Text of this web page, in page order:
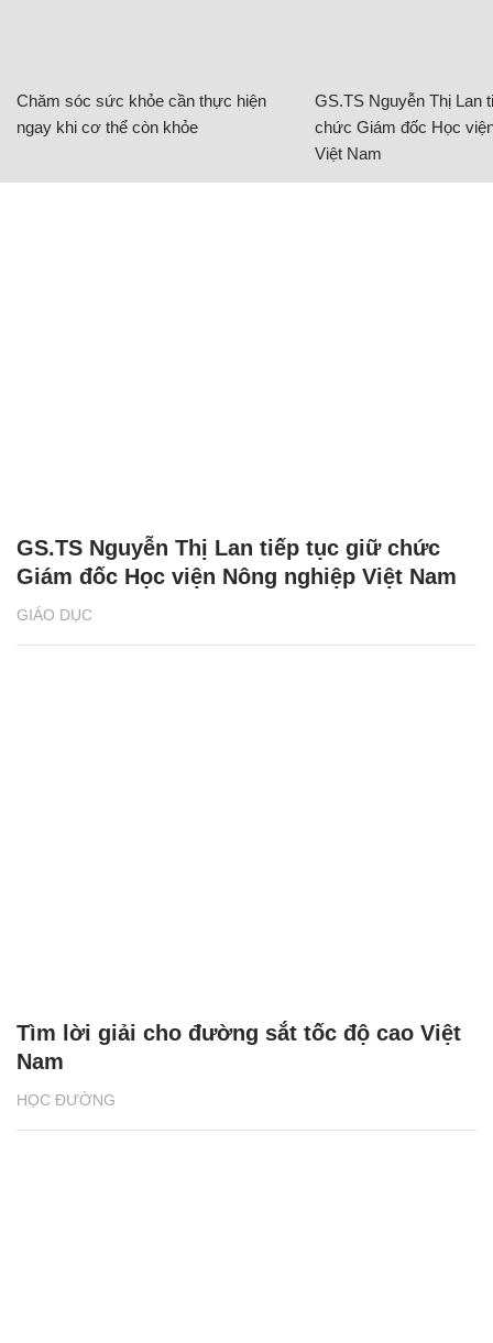
Chăm sóc sức khỏe cần thực hiện
ngay khi cơ thể còn khỏe
GS.TS Nguyễn Thị Lan
chức Giám đốc Học
Việt Nam
GIÁO DỤC
GS.TS Nguyễn Thị Lan tiếp tục giữ chức
Giám đốc Học viện Nông nghiệp Việt Nam
HỌC ĐƯỜNG
Tìm lời giải cho đường sắt tốc độ cao Việt
Nam